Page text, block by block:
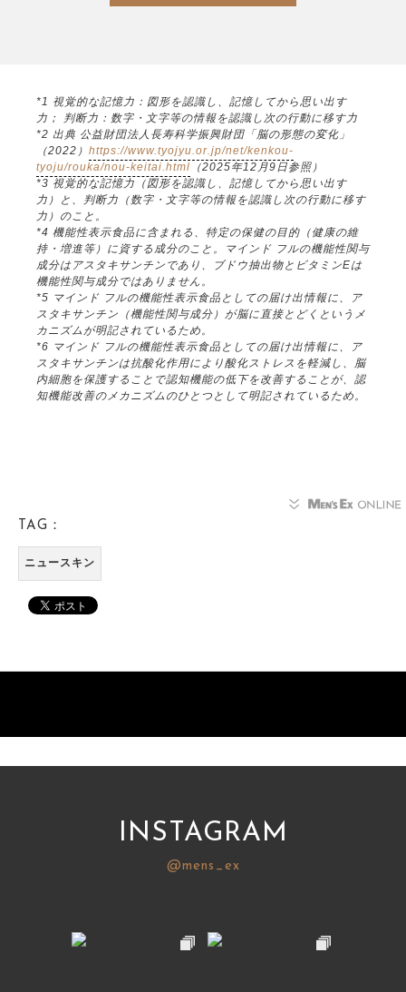
*1 視覚的な記憶力：図形を認識し、記憶してから思い出す
力； 判断力：数字・文字等の情報を認識し次の行動に移す力
*2 出典 公益財団法人長寿科学振興財団「脳の形態の変化」
（2022） https://www.tyojyu.or.jp/net/kenkou-
tyoju/rouka/nou-keitai.html （2025年12月9日参照）
*3 視覚的な記憶力（図形を認識し、記憶してから思い出す
力）と、判断力（数字・文字等の情報を認識し次の行動に移す
力）のこと。
*4 機能性表示食品に含まれる、特定の保健の目的（健康の維
持・増進等）に資する成分のこと。マインド フルの機能性関与
成分はアスタキサンチンであり、ブドウ抽出物とビタミンEは
機能性関与成分ではありません。
*5 マインド フルの機能性表示食品としての届け出情報に、ア
スタキサンチン（機能性関与成分）が脳に直接とどくというメ
カニズムが明記されているため。
*6 マインド フルの機能性表示食品としての届け出情報に、ア
スタキサンチンは抗酸化作用により酸化ストレスを軽減し、脳
内細胞を保護することで認知機能の低下を改善することが、認
知機能改善のメカニズムのひとつとして明記されているため。
TAG：
ニュースキン
INSTAGRAM
@mens_ex